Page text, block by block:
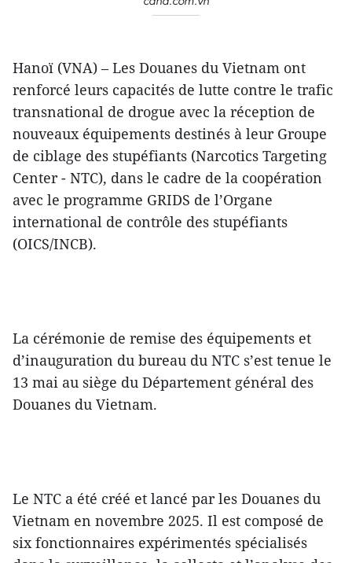
Hanoï (VNA) – Les Douanes du Vietnam ont
renforcé leurs capacités de lutte contre le trafic
transnational de drogue avec la réception de
nouveaux équipements destinés à leur Groupe
de ciblage des stupéfiants (Narcotics Targeting
Center - NTC), dans le cadre de la coopération
avec le programme GRIDS de l’Organe
international de contrôle des stupéfiants
(OICS/INCB).
La cérémonie de remise des équipements et
d’inauguration du bureau du NTC s’est tenue le
13 mai au siège du Département général des
Douanes du Vietnam.
Le NTC a été créé et lancé par les Douanes du
Vietnam en novembre 2025. Il est composé de
six fonctionnaires expérimentés spécialisés